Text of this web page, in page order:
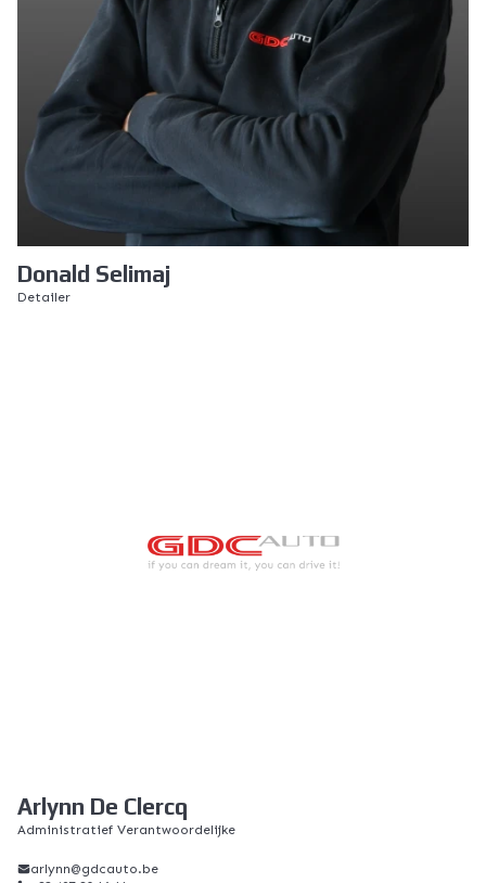
Donald Selimaj
Detailer
Arlynn De Clercq
Administratief Verantwoordelijke
arlynn@gdcauto.be